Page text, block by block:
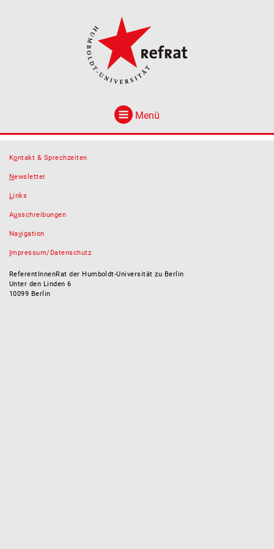
Menü
Kontakt & Sprechzeiten
Newsletter
Links
Ausschreibungen
Navigation
Impressum/Datenschutz
ReferentInnenRat der Humboldt-Universität zu Berlin
Unter den Linden 6
10099 Berlin